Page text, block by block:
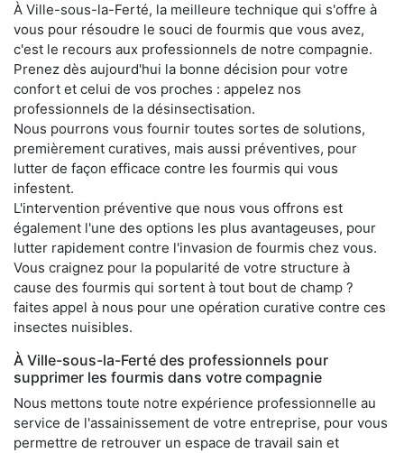
À Ville-sous-la-Ferté, la meilleure technique qui s'offre à
vous pour résoudre le souci de fourmis que vous avez,
c'est le recours aux professionnels de notre compagnie.
Prenez dès aujourd'hui la bonne décision pour votre
confort et celui de vos proches : appelez nos
professionnels de la désinsectisation.
Nous pourrons vous fournir toutes sortes de solutions,
premièrement curatives, mais aussi préventives, pour
lutter de façon efficace contre les fourmis qui vous
infestent.
L'intervention préventive que nous vous offrons est
également l'une des options les plus avantageuses, pour
lutter rapidement contre l'invasion de fourmis chez vous.
Vous craignez pour la popularité de votre structure à
cause des fourmis qui sortent à tout bout de champ ?
faites appel à nous pour une opération curative contre ces
insectes nuisibles.
À Ville-sous-la-Ferté des professionnels pour
supprimer les fourmis dans votre compagnie
Nous mettons toute notre expérience professionnelle au
service de l'assainissement de votre entreprise, pour vous
permettre de retrouver un espace de travail sain et